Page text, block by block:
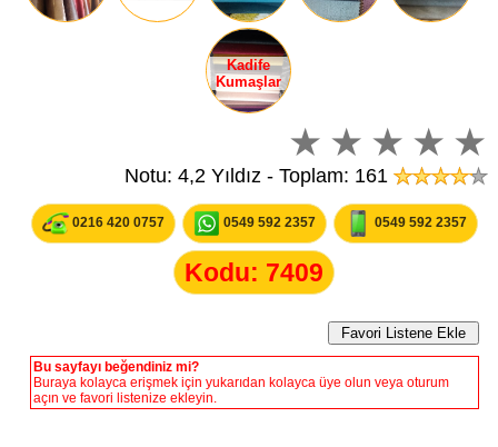
Kadife
Kumaşlar
Notu: 4,2 Yıldız - Toplam: 161
0216 420 0757 0549 592 2357 0549 592 2357
Kodu: 7409
Bu sayfayı beğendiniz mi?
Buraya kolayca erişmek için yukarıdan kolayca üye olun veya oturum
açın ve favori listenize ekleyin.